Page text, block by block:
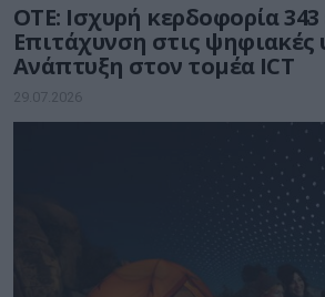
ΟΤΕ: Ισχυρή κερδοφορία
Επιτάχυνση στις ψηφιακές
Ανάπτυξη στον τομέα ICT
29.07.2026